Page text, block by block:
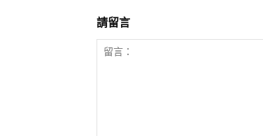
請留言